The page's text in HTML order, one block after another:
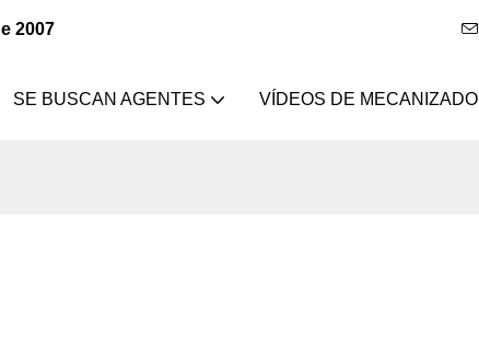
2007
SE BUSCAN AGENTES VÍDEOS DE MECANIZADO